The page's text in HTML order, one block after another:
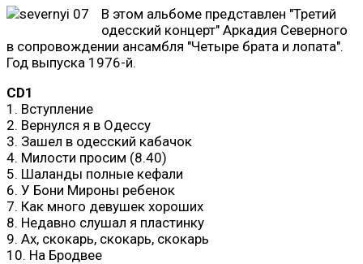
В этом альбоме представлен "Третий
одесский концерт" Аркадия Северного
в сопровождении ансамбля "Четыре брата и лопата".
Год выпуска 1976-й.
CD1
1. Вступление
2. Вернулся я в Одессу
3. Зашел в одесский кабачок
4. Милости просим (8.40)
5. Шаланды полные кефали
6. У Бони Мироны ребенок
7. Как много девушек хороших
8. Недавно слушал я пластинку
9. Ах, скокарь, скокарь, скокарь
10. На Бродвее